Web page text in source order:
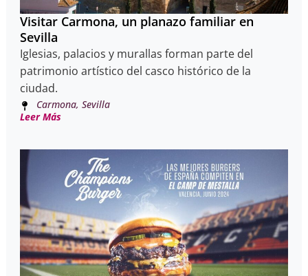
Visitar Carmona, un planazo familiar en
Sevilla
Iglesias, palacios y murallas forman parte del
patrimonio artístico del casco histórico de la
ciudad.
Carmona, Sevilla
Leer Más